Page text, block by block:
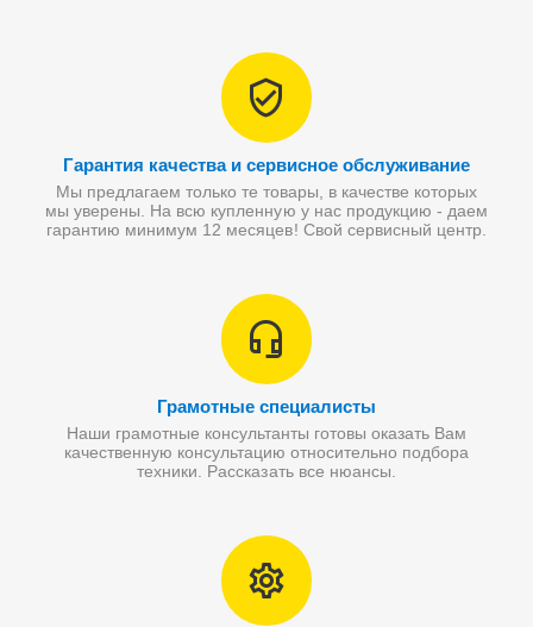
Гарантия качества и сервисное обслуживание
Мы предлагаем только те товары, в качестве которых
мы уверены. На всю купленную у нас продукцию - даем
гарантию минимум 12 месяцев! Свой сервисный центр.
Грамотные специалисты
Наши грамотные консультанты готовы оказать Вам
качественную консультацию относительно подбора
техники. Рассказать все нюансы.